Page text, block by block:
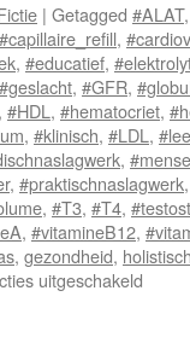
| Getagged #ALAT
#capillaire_refill,
, #educatief,
#geslacht, #GFR,
, #HDL , #hematocriet,
, #klinisch, #LDL ,
,
, #praktischnaslagwerk
, #T3, #T4,
, #vitamineB12,
, gezondheid,
uitgeschakeld